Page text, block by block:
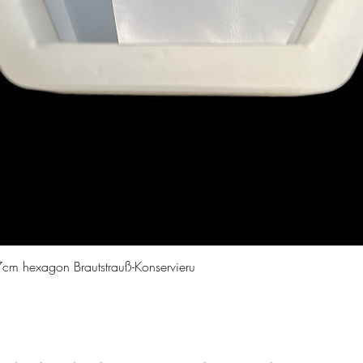
Aperçu rapide
hexagon Brautstrauß-Konservieru